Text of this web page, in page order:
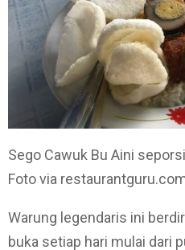
Sego Cawuk Bu Aini
Foto via
Warung legendaris ini
buka setiap hari mulai dari